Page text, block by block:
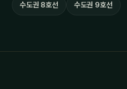
수도권 8호선 수도권 9호선